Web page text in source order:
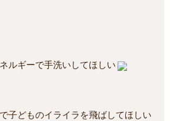
ルギーで手洗いしてほしい
子どものイライラを飛ばしてほしい